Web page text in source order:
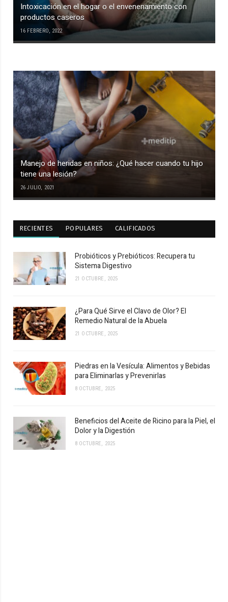
Intoxicación en el hogar o el envenenamiento con
productos caseros
16 FEBRERO, 2022
Manejo de heridas en niños: ¿Qué hacer cuando tu hijo
tiene una lesión?
26 JULIO, 2021
RECIENTES POPULARES CALIFICADOS
Probióticos y Prebióticos: Recupera tu
Sistema Digestivo
21 OCTUBRE, 2025
¿Para Qué Sirve el Clavo de Olor? El
Remedio Natural de la Abuela
21 OCTUBRE, 2025
Piedras en la Vesícula: Alimentos y Bebidas
para Eliminarlas y Prevenirlas
8 OCTUBRE, 2025
Beneficios del Aceite de Ricino para la Piel, el
Dolor y la Digestión
8 OCTUBRE, 2025